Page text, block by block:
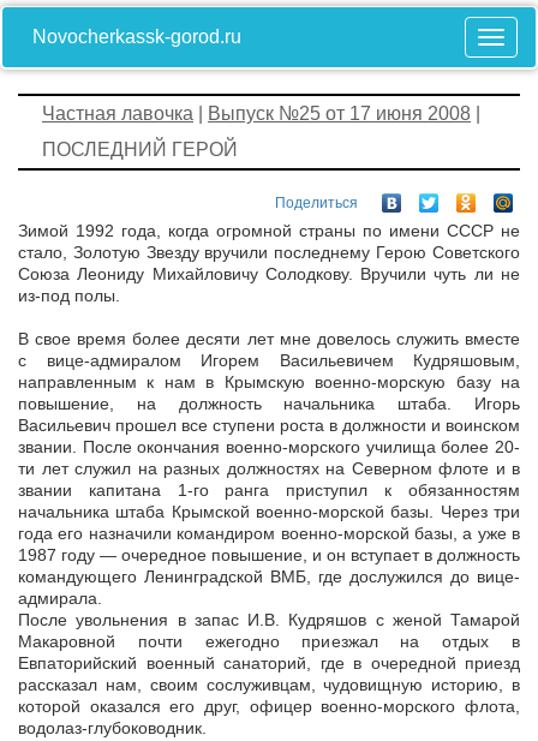
Novocherkassk-gorod.ru
Частная лавочка Выпуск №25 от 17 июня 2008
ПОСЛЕДНИЙ ГЕРОЙ
Поделиться
Зимой 1992 года, когда огромной страны по имени СССР не
стало, Золотую Звезду вручили последнему Герою Советского
Союза Леониду Михайловичу Солодкову. Вручили чуть ли не
из-под полы.
В свое время более десяти лет мне довелось служить вместе
с вице-адмиралом Игорем Васильевичем Кудряшовым,
направленным к нам в Крымскую военно-морскую базу на
повышение, на должность начальника штаба. Игорь
Васильевич прошел все ступени роста в должности и воинском
звании. После окончания военно-морского училища более 20-
ти лет служил на разных должностях на Северном флоте и в
звании капитана 1-го ранга приступил к обязанностям
начальника штаба Крымской военно-морской базы. Через три
года его назначили командиром военно-морской базы, а уже в
1987 году — очередное повышение, и он вступает в должность
командующего Ленинградской ВМБ, где дослужился до вице-
адмирала.
После увольнения в запас И.В. Кудряшов с женой Тамарой
Макаровной почти ежегодно приезжал на отдых в
Евпаторийский военный санаторий, где в очередной приезд
рассказал нам, своим сослуживцам, чудовищную историю, в
которой оказался его друг, офицер военно-морского флота,
водолаз-глубоководник.